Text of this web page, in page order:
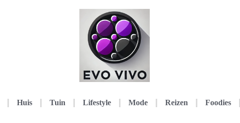
Huis Tuin Lifestyle Mode Reizen Foodies